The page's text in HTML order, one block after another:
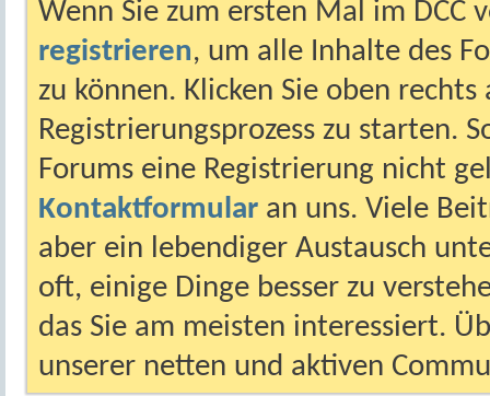
Wenn Sie zum ersten Mal im DCC
registrieren, um alle Inhalte des
zu können. Klicken Sie oben
Registrierungsprozess zu starten.
Forums eine Registrierung nicht
Kontaktformular an uns. Viele
aber ein lebendiger Austausch
oft, einige Dinge besser zu
das Sie am meisten interessiert.
unserer netten und aktiven